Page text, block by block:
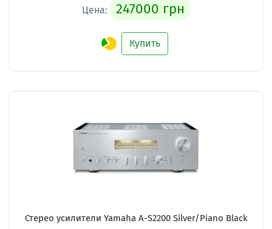
Цена: 247000 грн
Купить
Стерео усилители Yamaha A-S2200 Silver/Piano Black